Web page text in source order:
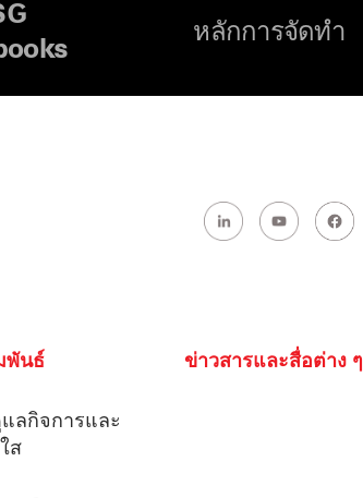
หลักการจัดทำ
พันธ์
ลกิจการและ
ส
ข่าวสารและสื่อต่าง ๆ